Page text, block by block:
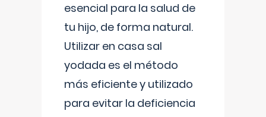
esencial para la salud de
tu hijo, de forma natural.
Utilizar en casa sal
yodada es el método
más eficiente y utilizado
para evitar la deficiencia